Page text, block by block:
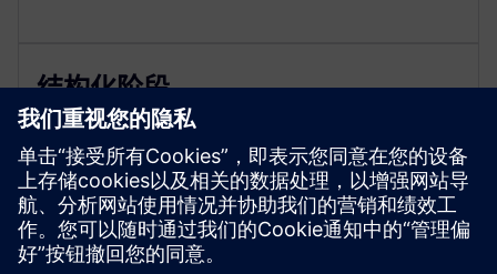
结构化阶段
供应、安装、自动化、测试和调试。